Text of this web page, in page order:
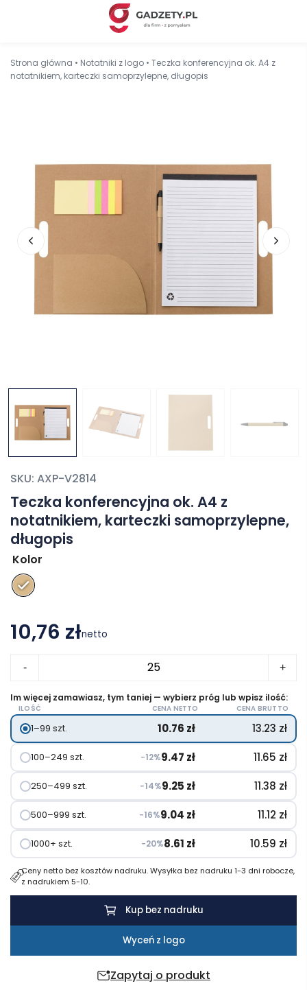
Strona główna • Notatniki z logo • Teczka konferencyjna ok. A4 z
notatnikiem, karteczki samoprzylepne, długopis
Teczka konferencyjna ok. A4 z
notatnikiem, karteczki samoprzylepne,
długopis
SKU: AXP-V2814
Kolor
10,76 złnetto
-
konferencyjna
ok.
A4
z
notatnikiem,
karteczki
samoprzylepne,
długopis
+
Zapytaj o produkt
Im więcej zamawiasz, tym taniej — wybierz próg lub wpisz ilość:
ILOŚĆ CENA NETTO CENA BRUTTO
1–99 szt. 10.76 zł 13.23 zł
100–249 szt. −12%9.47 zł 11.65 zł
250–499 szt. −14%9.25 zł 11.38 zł
500–999 szt. −16%9.04 zł 11.12 zł
1000+ szt. −20%8.61 zł 10.59 zł
Ceny netto bez kosztów nadruku. Wysyłka bez nadruku 1-3 dni robocze,
z nadrukiem 5-10.
Kup bez nadruku
Wyceń z logo